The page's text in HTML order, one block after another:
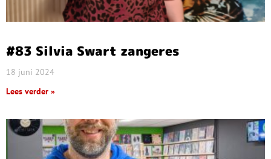
#83 Silvia Swart zangeres
18 juni 2024
Lees verder »